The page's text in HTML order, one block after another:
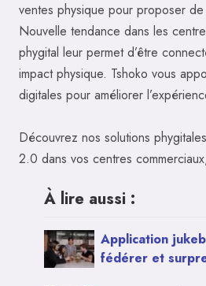
ventes physique pour proposer
Nouvelle tendance dans les
phygital leur permet d’être
impact physique. Tshoko vous
digitales pour améliorer
Découvrez nos solutions
2.0 dans vos centres
À lire aussi :
Application
fédérer et